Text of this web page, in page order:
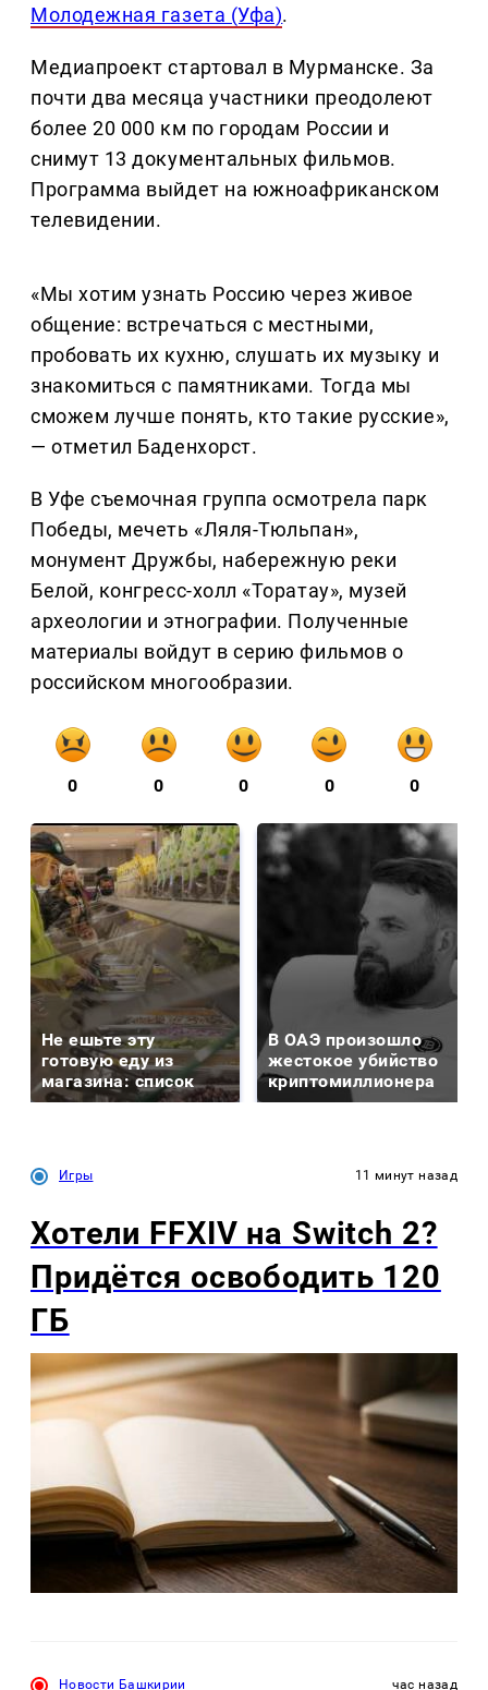
Молодежная газета (Уфа).
Медиапроект стартовал в Мурманске. За
почти два месяца участники преодолеют
более 20 000 км по городам России и
снимут 13 документальных фильмов.
Программа выйдет на южноафриканском
телевидении.
«Мы хотим узнать Россию через живое
общение: встречаться с местными,
пробовать их кухню, слушать их музыку и
знакомиться с памятниками. Тогда мы
сможем лучше понять, кто такие русские»,
— отметил Баденхорст.
В Уфе съемочная группа осмотрела парк
Победы, мечеть «Ляля-Тюльпан»,
монумент Дружбы, набережную реки
Белой, конгресс-холл «Торатау», музей
археологии и этнографии. Полученные
материалы войдут в серию фильмов о
российском многообразии.
0 0 0 0 0
Не ешьте эту
готовую еду из
магазина: список
В ОАЭ произошло
жестокое убийство
криптомиллионера
Игры 11 минут назад
Хотели FFXIV на Switch 2?
Придётся освободить 120
ГБ
Новости Башкирии час назад